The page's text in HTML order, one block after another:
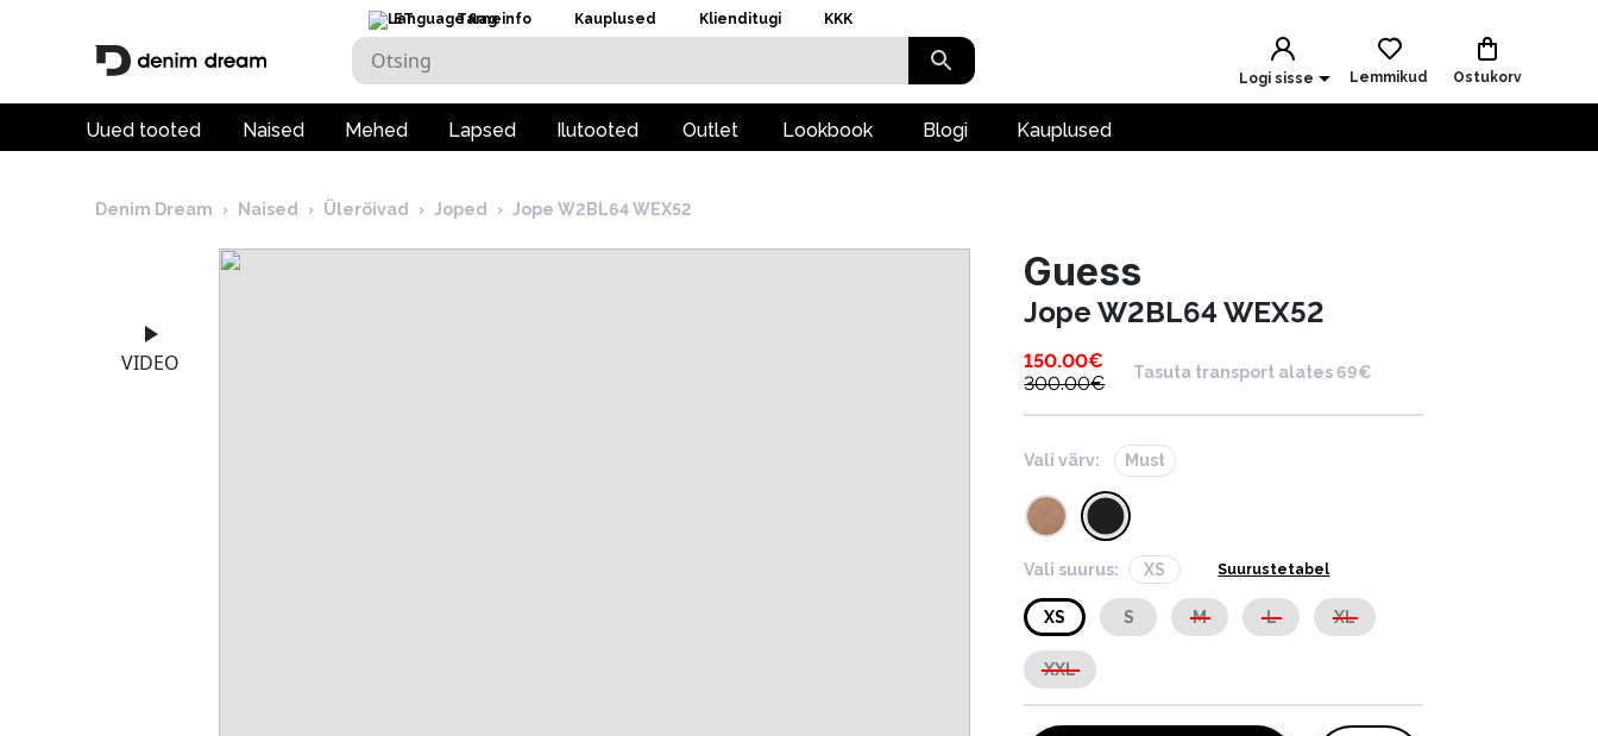
ET Tarneinfo Kauplused Klienditugi KKK
Logi sisse Lemmikud Ostukorv
Uued tooted Naised Mehed Lapsed Ilutooted Outlet Lookbook Blogi Kauplused
Denim Dream › Naised › Ülerõivad › Joped › Jope W2BL64 WEX52
VIDEO
Guess
Jope W2BL64 WEX52
150.00€
300.00€
Tasuta transport alates 69€
Vali värv: Must
Vali suurus: XS Suurustetabel
XS S M L XL
XXL